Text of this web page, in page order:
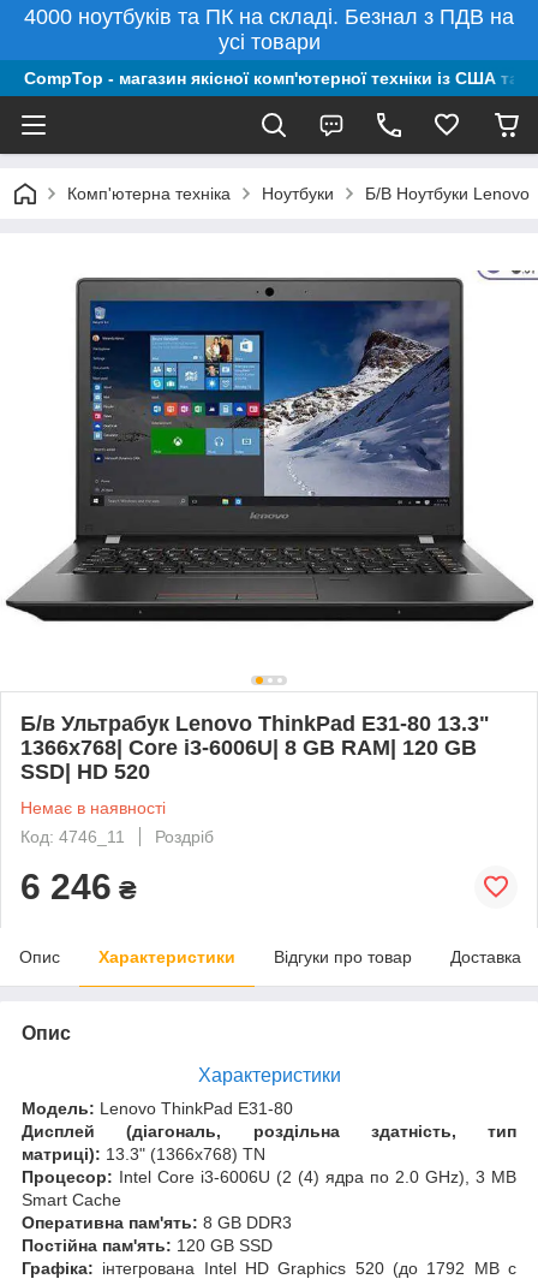
4000 ноутбуків та ПК на складі. Безнал з ПДВ на
усі товари
CompTop - магазин якісної комп'ютерної техніки із США та
Комп'ютерна техніка Ноутбуки Б/В Ноутбуки Lenovo
Б/в Ультрабук Lenovo ThinkPad E31-80 13.3"
1366x768| Core i3-6006U| 8 GB RAM| 120 GB
SSD| HD 520
Немає в наявності
Код: 4746_11
Роздріб
6 246 ₴
Опис Характеристики Відгуки про товар Доставка
Опис
Характеристики
Модель: Lenovo ThinkPad E31-80
Дисплей (діагональ, роздільна здатність, тип
матриці): 13.3" (1366x768) TN
Процесор: Intel Core i3-6006U (2 (4) ядра по 2.0 GHz), 3 MB
Smart Cache
Оперативна пам'ять: 8 GB DDR3
Постійна пам'ять: 120 GB SSD
Графіка: інтегрована Intel HD Graphics 520 (до 1792 MB с